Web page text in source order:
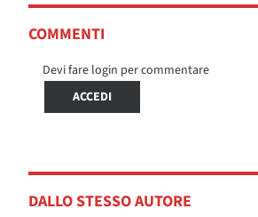
COMMENTI
Devi fare login per commentare
ACCEDI
DALLO STESSO AUTORE